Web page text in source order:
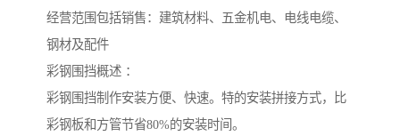
经营范围包括销售：建筑材料、五金机电、电线电缆、
钢材及配件
彩钢围挡概述 ：
彩钢围挡制作安装方便、快速。特的安装拼接方式，比
彩钢板和方管节省80%的安装时间。